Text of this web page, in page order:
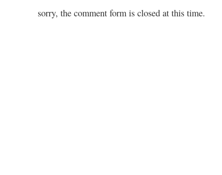
sorry, the comment form is closed at this time.